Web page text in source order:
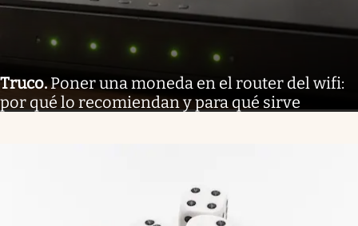
Truco.Poner una moneda en el router del wifi:
por qué lo recomiendan y para qué sirve